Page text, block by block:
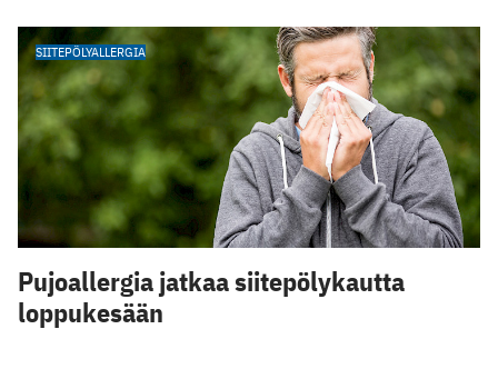
SIITEPÖLYALLERGIA
Pujoallergia jatkaa siitepölykautta
loppukesään